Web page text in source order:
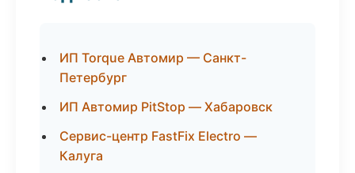
ИП Torque Автомир — Санкт-
Петербург
ИП Автомир PitStop — Хабаровск
Сервис-центр FastFix Electro —
Калуга